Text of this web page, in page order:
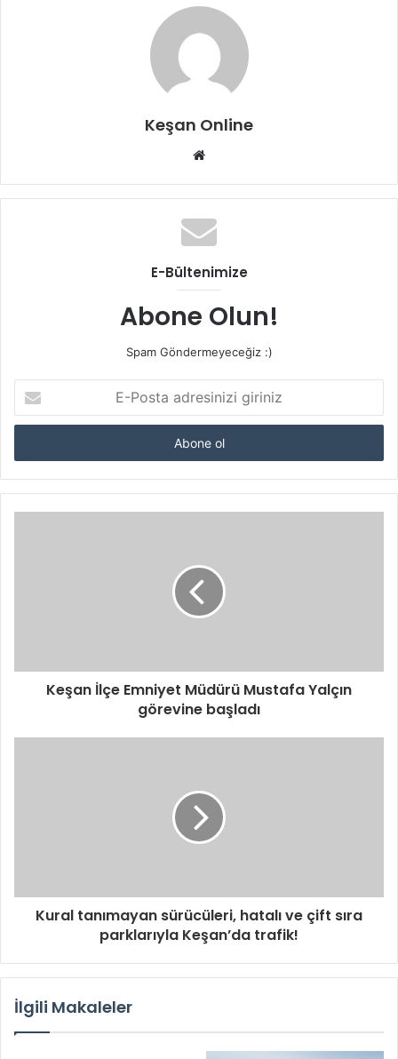
Keşan Online
Web
E-Bültenimize
Abone Olun!
Spam Göndermeyeceğiz :)
Posta
adresinizi
Keşan İlçe Emniyet Müdürü Mustafa Yalçın
görevine başladı
Kural tanımayan sürücüleri, hatalı ve çift sıra
parklarıyla Keşan’da trafik!
İlgili Makaleler